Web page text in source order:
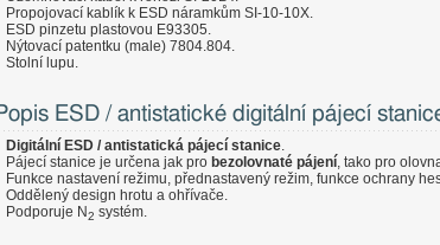
Propojovací kablík k ESD náramkům SI-10-10X.
ESD pinzetu plastovou E93305.
Nýtovací patentku (male) 7804.804.
Stolní lupu.
ESD / antistatické digitální pájecí
Digitální ESD / antistatická pájecí stanice
Pájecí stanice je určena jak pro bezolovnaté pájení , tako pro
Funkce nastavení režimu, přednastavený režim, funkce ochrany
Oddělený design hrotu a ohřívače.
Podporuje N2 systém.